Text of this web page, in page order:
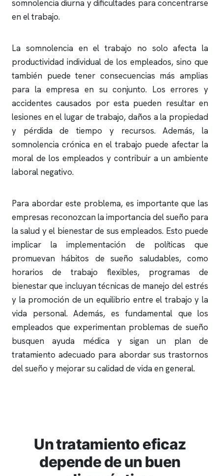
somnolencia diurna y dificultades para concentrarse
en el trabajo.
La somnolencia en el trabajo no solo afecta la
productividad individual de los empleados, sino que
también puede tener consecuencias más amplias
para la empresa en su conjunto. Los errores y
accidentes causados por esta pueden resultar en
lesiones en el lugar de trabajo, daños a la propiedad
y pérdida de tiempo y recursos. Además, la
somnolencia crónica en el trabajo puede afectar la
moral de los empleados y contribuir a un ambiente
laboral negativo.
Para abordar este problema, es importante que las
empresas reconozcan la importancia del sueño para
la salud y el bienestar de sus empleados. Esto puede
implicar la implementación de políticas que
promuevan hábitos de sueño saludables, como
horarios de trabajo flexibles, programas de
bienestar que incluyan técnicas de manejo del estrés
y la promoción de un equilibrio entre el trabajo y la
vida personal. Además, es fundamental que los
empleados que experimentan problemas de sueño
busquen ayuda médica y sigan un plan de
tratamiento adecuado para abordar sus trastornos
del sueño y mejorar su calidad de vida en general.
Un tratamiento eficaz
depende de un buen